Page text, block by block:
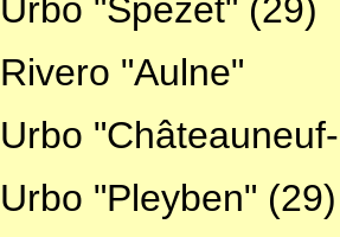
Urbo "Spézet" (29)
Rivero "Aulne"
Urbo
Urbo "Pleyben" (29)